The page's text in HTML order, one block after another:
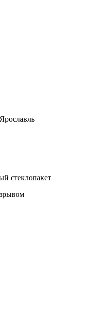
стеклопакет